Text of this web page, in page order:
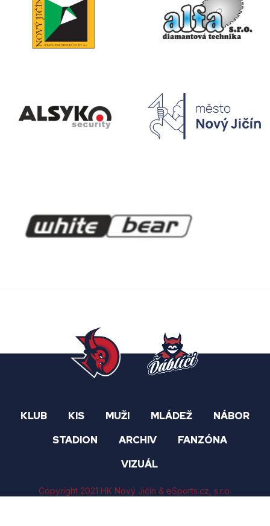
KLUB KIS MUŽI MLÁDEŽ
NÁBOR
STADION
ARCHIV
FANZÓNA
VIZUÁL
Copyright 2021 HK Nový Jičín & eSports.cz , s.r.o.